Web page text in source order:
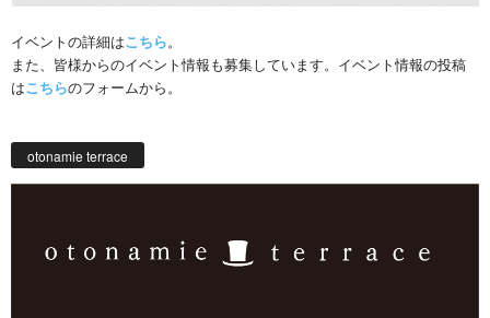
イベントの詳細はこちら。
また、皆様からのイベント情報も募集しています。イベント情報の投稿
はこちらのフォームから。
otonamie terrace